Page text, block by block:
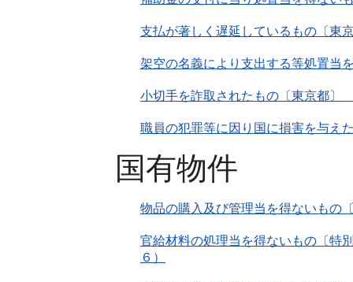
支払が著しく遅延しているもの〔東
架空の名義により支出する等処置当
小切手を詐取されたもの〔東京都〕
職員の犯罪等に因り国に損害を与え
国有物件
物品の購入及び管理当を得ないもの
官給材料の処理当を得ないもの〔特
６）